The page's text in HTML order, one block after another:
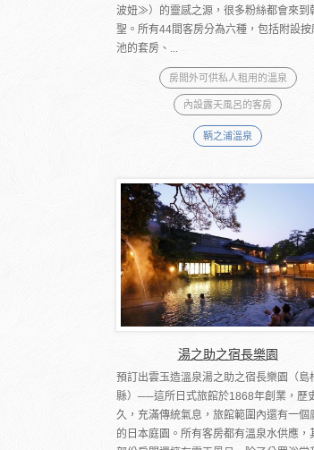
波妞≫）的靈感之源，很多粉絲都會來到
聖。所有44間客房分為六種，包括附設按
池的套房、...
房間外可供私人租用的溫泉
內設露天風呂的客房
鞆之浦溫泉
湯之助之宿長樂園
預訂出雲玉造溫泉湯之助之宿長樂園（島
縣）──這所日式旅館於1868年創業，歷
久，充滿傳統氣息，旅館範圍內還有一個
的日本庭園。所有客房都有溫泉水供應，